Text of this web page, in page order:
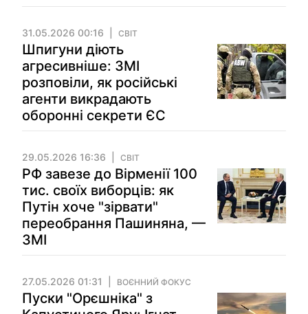
31.05.2026 00:16 СВІТ
Шпигуни діють
агресивніше: ЗМІ
розповіли, як російські
агенти викрадають
оборонні секрети ЄС
29.05.2026 16:36 СВІТ
РФ завезе до Вірменії 100
тис. своїх виборців: як
Путін хоче "зірвати"
переобрання Пашиняна, —
ЗМІ
27.05.2026 01:31 ВОЄННИЙ ФОКУС
Пуски "Орєшніка" з